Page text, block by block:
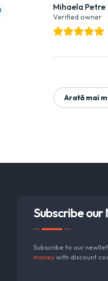
Mihaela Petre
Verified owner
Arată mai
Subscribe
Subscribe to our
moneywith discount